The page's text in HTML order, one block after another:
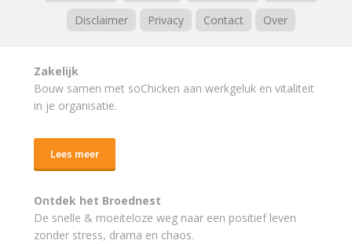
Disclaimer
Privacy Contact Over
Zakelijk
Bouw samen met soChicken aan werkgeluk en vitaliteit
in je organisatie.
Lees meer
Ontdek het Broednest
De snelle & moeiteloze weg naar een positief leven
zonder stress, drama en chaos.